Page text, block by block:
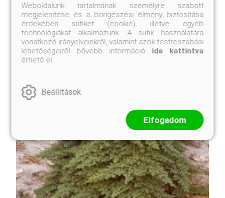
Weboldalunk tartalmának személyre szabott
megjelenítése és a böngészési élmény biztosítása
érdekében sütiket (cookie), illetve egyéb
technológiákat alkalmazunk. A sütik használatára
vonatkozó irányelveinkről, valamint azok testreszabási
lehetőségeiről bővebb információ ide kattintva
érhető el.
Beállítások
Elfogadom